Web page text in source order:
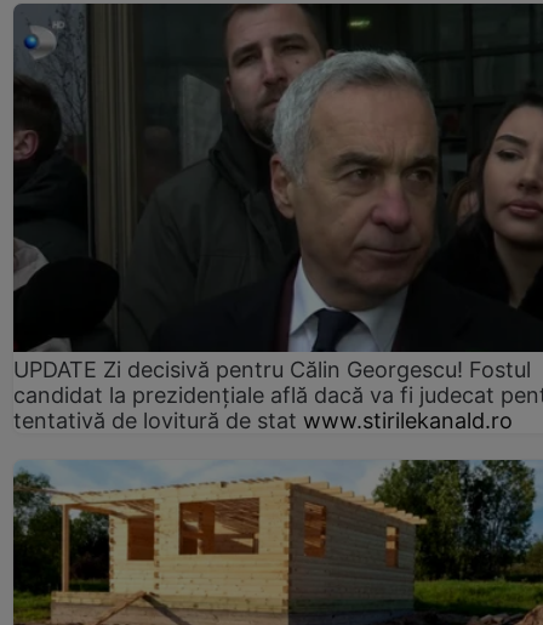
UPDATE Zi decisivă pentru Călin Georgescu! Fostul
candidat la prezidențiale află dacă va fi judecat
tentativă de lovitură de stat www.stirilekanald.ro